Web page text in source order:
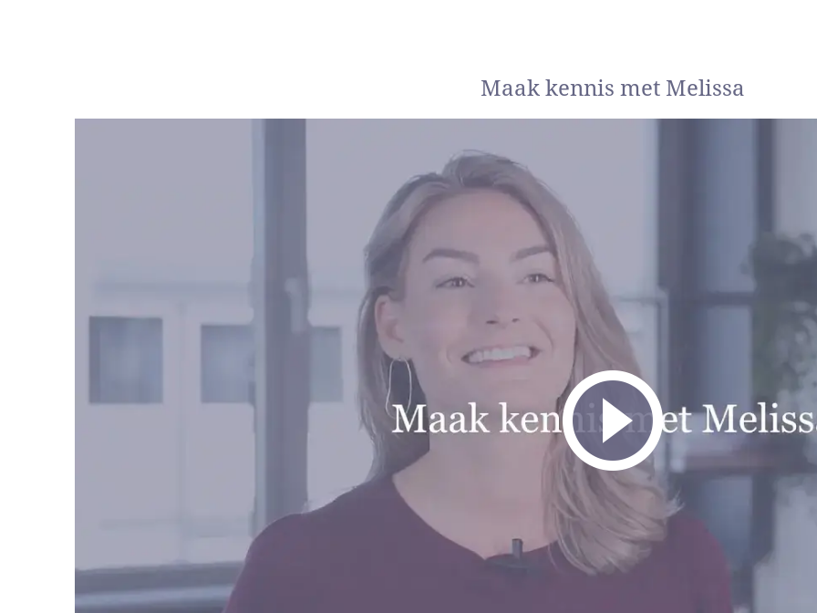
komen die duurzaam zijn.
zachtheid ontstaat, waar eerst spanning zat.
Jullie willen scheiden, wat nu?
Als jullie besluiten uit elkaar te gaan, komt er veel op jullie af. Wat moet
de kinderen? Wat komt er kijken bij de financiën?
Ik begin met overzicht en rust. Geen standaardtraject, maar een aanpak
eerste gesprekken is er ruimte voor terugblikken en reflectie. Wat is er
begeleid ik jullie naar de volgende stap.
Ik werk met duidelijke bouwstenen zoals:
gesprekken over ouderschap en communicatie
visuele technieken om emoties en wensen inzichtelijk te maken
alimentatie- en vermogensberekeningen
afstemming met andere professionals (bijv. hypotheekadviseurs,
begeleiding van kinderen, als daar behoefte aan is
Ik ondersteun, bewaak de voortgang, hou het overzicht én vertaal
Waar ik mij sterk voor maak
Ik geloof dat goede afspraken beginnen bij het juiste gesprek. Niet door
Maak kennis met Melissa